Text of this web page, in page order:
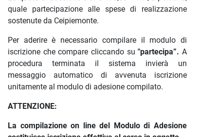
quale partecipazione alle spese di realizzazione
sostenute da Ceipiemonte.
Per aderire è necessario compilare il modulo di
iscrizione che compare cliccando su"partecipa”.A
procedura terminata il sistema invierà un
messaggio automatico di avvenuta iscrizione
unitamente al modulo di adesione compilato.
ATTENZIONE:
La compilazione on line del Modulo di Adesione